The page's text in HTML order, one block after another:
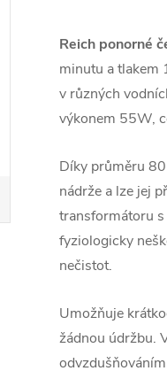
Reich ponorné
minutu a tlakem
v různých
výkonem 55W,
Díky průměru
nádrže a lze jej
transformátoru
fyziologicky
nečistot.
Umožňuje
žádnou údržbu.